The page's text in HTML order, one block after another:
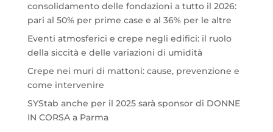
consolidamento delle fondazioni a tutto il 2026:
pari al 50% per prime case e al 36% per le altre
Eventi atmosferici e crepe negli edifici: il ruolo
della siccità e delle variazioni di umidità
Crepe nei muri di mattoni: cause, prevenzione e
come intervenire
SYStab anche per il 2025 sarà sponsor di DONNE
IN CORSA a Parma